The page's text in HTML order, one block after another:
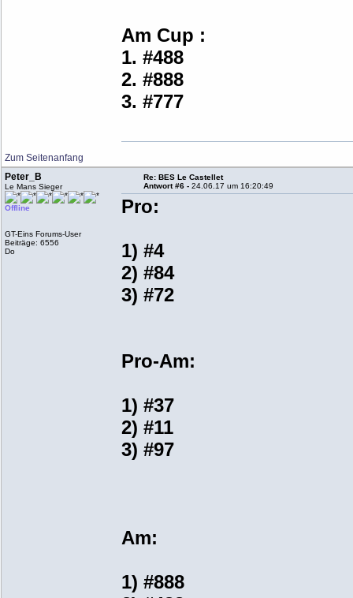
Am Cup :
1. #488
2. #888
3. #777
Zum Seitenanfang
Peter_B
Le Mans Sieger
Offline
GT-Eins Forums-User
Beiträge: 6556
Do
Re: BES Le Castellet
Antwort #6 -24.06.17 um 16:20:49
Pro:
1) #4
2) #84
3) #72
Pro-Am:
1) #37
2) #11
3) #97
Am:
1) #888